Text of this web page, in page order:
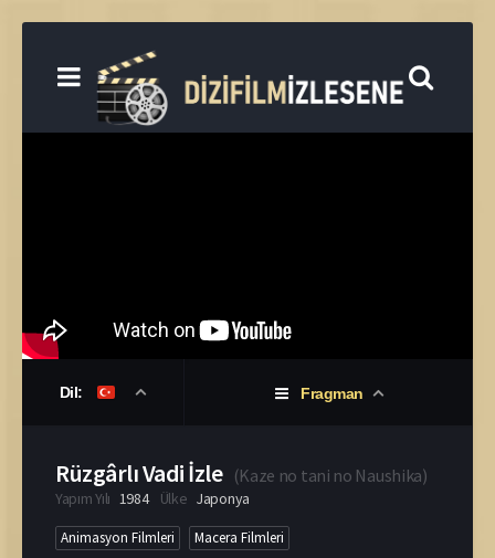
Dil: Fragman
Rüzgârlı Vadi İzle (Kaze no tani no Naushika)
Yapım Yılı 1984 Ülke Japonya
Animasyon Filmleri Macera Filmleri